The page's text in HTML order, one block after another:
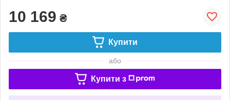
10 169 ₴
Купити
або
Купити з